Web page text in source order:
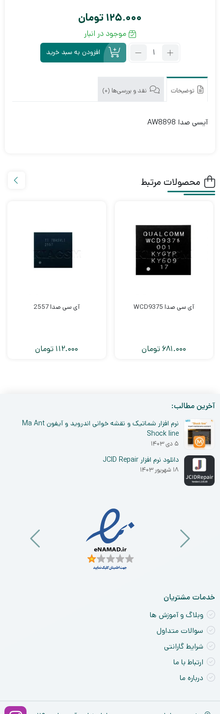
125.000 تومان
موجود در انبار
تعداد:
AW8898
افزودن به سبد خرید
توضیحات نقد و بررسی‌ها (0)
آیسی صدا AW8898
محصولات مرتبط
آی سی صدا WCD9375
681.000 تومان
آی سی صدا 2557
112.000 تومان
آخرین مطالب:
نرم افزار شماتیک و نقشه خوانی اندروید و آیفون Ma Ant
Shock line
۵ دی ۱۴۰۳
دانلود نرم افزار JCID Repair
۱۸ شهریور ۱۴۰۳
خدمات مشتریان
وبلاگ و آموزش ها
سوالات متداول
شرایط گارانتی
ارتباط با ما
درباره ما